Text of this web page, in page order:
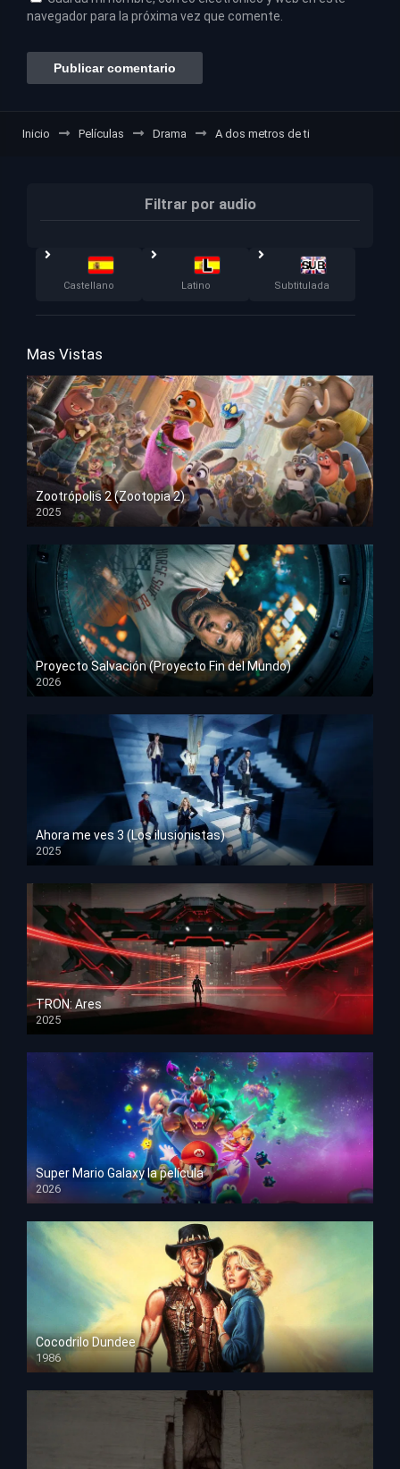
navegador para la próxima vez que comente.
Inicio Películas Drama A dos metros de ti
Filtrar por audio
Castellano Latino Subtitulada
Mas Vistas
Zootrópolis 2 (Zootopia 2)
2025
HD 1080p
Proyecto Salvación (Proyecto Fin del Mundo)
2026
HD 1080p
Ahora me ves 3 (Los ilusionistas)
2025
HD 1080p
TRON: Ares
2025
HD 1080p
Super Mario Galaxy la película
2026
HD 1080p
Cocodrilo Dundee
1986
HD 1080p